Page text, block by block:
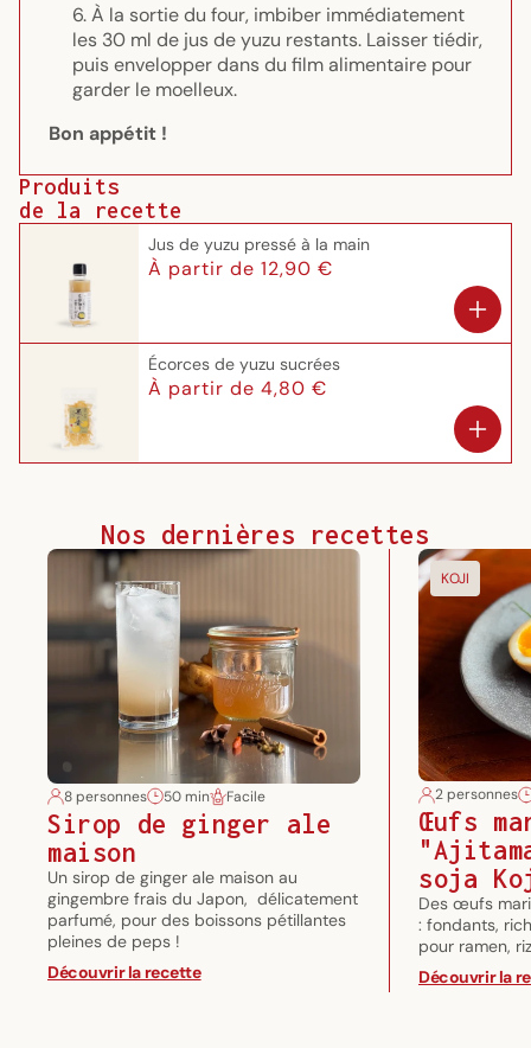
À la sortie du four, imbiber immédiatement
les 30 ml de jus de yuzu restants. Laisser tiédir,
puis envelopper dans du film alimentaire pour
garder le moelleux.
Bon appétit !
Produits
de la recette
Jus de yuzu pressé à la main
Prix
À partir de 12,90 €
Écorces de yuzu sucrées
Prix
À partir de 4,80 €
Nos dernières recettes
8 personnes 50 min Facile
Sirop de ginger ale
maison
Un sirop de ginger ale maison au
gingembre frais du Japon, délicatement
parfumé, pour des boissons pétillantes
pleines de peps !
Découvrir la recette
KOJI
2 personnes
Œufs
soja
Des œufs
: fondants,
pour ramen,
Découvrir la